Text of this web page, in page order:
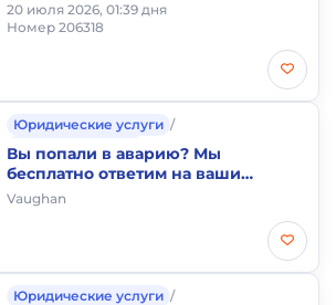
20 июля 2026, 01:39 дня
Номер 206318
Юридические услуги /
Аварии и штрафы
Вы попали в аварию? Мы
бесплатно ответим на ваши
вопросы
Vaughan
Юридические услуги /